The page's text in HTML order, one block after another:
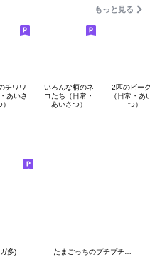
もっと見る
チワワ
あいさ
いろんな柄のネ
コたち（日常・
あいさつ）
2匹のビー
（日常・あ
つ）
多) たまごっちのプチプチおみせっち